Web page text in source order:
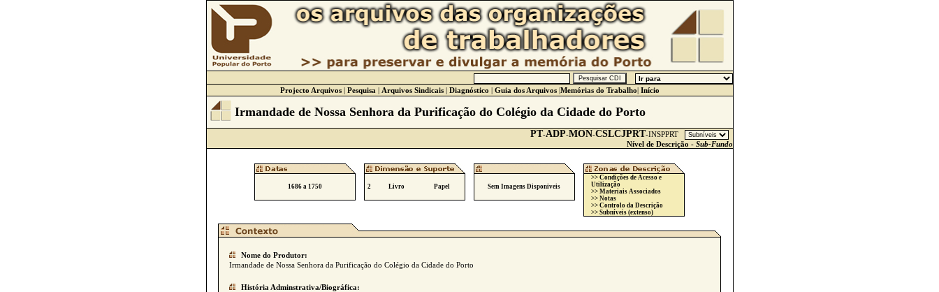
Projecto Arquivos| Pesquisa | Arquivos Sindicais| Diagnóstico | Guia dos Arquivos|Memórias do Trabalho| Início
Irmandade de Nossa Senhora da Purificação do Colégio da Cidade do Porto
PT-ADP-MON-CSLCJPRT-INSPPRT
Nível de Descrição - Sub-Fundo
1686 a 1750 2 Livro Papel Sem Imagens Disponiveis
>> Condições de Acesso e
Utilização
>> Materiais Associados
>> Notas
>> Controlo da Descrição
>> Subníveis (extenso)
Nome do Produtor:
Irmandade de Nossa Senhora da Purificação do Colégio da Cidade do Porto
História Adminstrativa/Biográfica: